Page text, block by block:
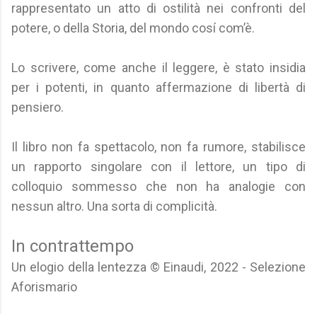
rappresentato un atto di ostilità nei confronti del
potere, o della Storia, del mondo cosí com’è.
Lo scrivere, come anche il leggere, è stato insidia
per i potenti, in quanto affermazione di libertà di
pensiero.
Il libro non fa spettacolo, non fa rumore, stabilisce
un rapporto singolare con il lettore, un tipo di
colloquio sommesso che non ha analogie con
nessun altro. Una sorta di complicità.
In contrattempo
Un elogio della lentezza © Einaudi, 2022 - Selezione
Aforismario